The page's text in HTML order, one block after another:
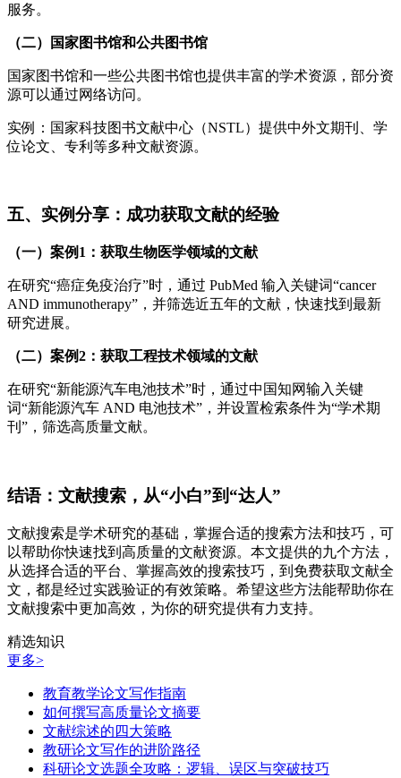
服务。
（二）国家图书馆和公共图书馆
国家图书馆和一些公共图书馆也提供丰富的学术资源，部分资
源可以通过网络访问。
实例：国家科技图书文献中心（NSTL）提供中外文期刊、学
位论文、专利等多种文献资源。
五、实例分享：成功获取文献的经验
（一）案例1：获取生物医学领域的文献
在研究“癌症免疫治疗”时，通过 PubMed 输入关键词“cancer
AND immunotherapy”，并筛选近五年的文献，快速找到最新
研究进展。
（二）案例2：获取工程技术领域的文献
在研究“新能源汽车电池技术”时，通过中国知网输入关键
词“新能源汽车 AND 电池技术”，并设置检索条件为“学术期
刊”，筛选高质量文献。
结语：文献搜索，从“小白”到“达人”
文献搜索是学术研究的基础，掌握合适的搜索方法和技巧，可
以帮助你快速找到高质量的文献资源。本文提供的九个方法，
从选择合适的平台、掌握高效的搜索技巧，到免费获取文献全
文，都是经过实践验证的有效策略。希望这些方法能帮助你在
文献搜索中更加高效，为你的研究提供有力支持。
精选知识
更多>
教育教学论文写作指南
如何撰写高质量论文摘要
文献综述的四大策略
教研论文写作的进阶路径
科研论文选题全攻略：逻辑、误区与突破技巧